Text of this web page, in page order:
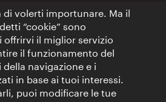
dei dati
di volerti importunare. Ma il
“cookie” sono
offrirvi il miglior servizio
il funzionamento del
navigazione e i
in base ai tuoi interessi.
puoi modificare le tue